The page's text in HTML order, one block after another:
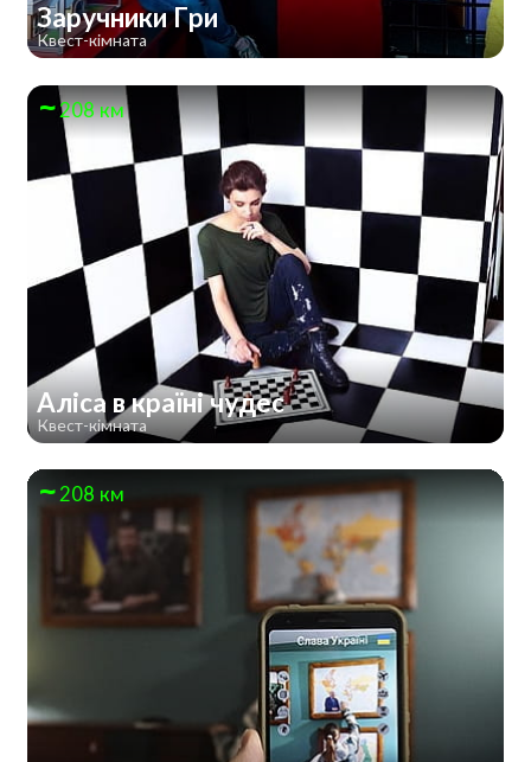
Заручники Гри
Квест-кімната
208 км
Аліса в країні чудес
Квест-кімната
208 км